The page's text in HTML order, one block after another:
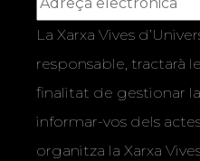
La Xarxa Vives
responsable, tractarà
finalitat de gestionar
informar-vos dels
organitza la Xarxa